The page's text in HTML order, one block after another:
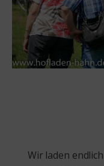
Wir laden